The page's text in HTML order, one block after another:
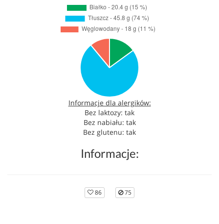
Informacje dla alergików:
Bez laktozy: tak
Bez nabiału: tak
Bez glutenu: tak
Informacje:
86 75